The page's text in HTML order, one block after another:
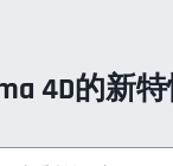
4D的新